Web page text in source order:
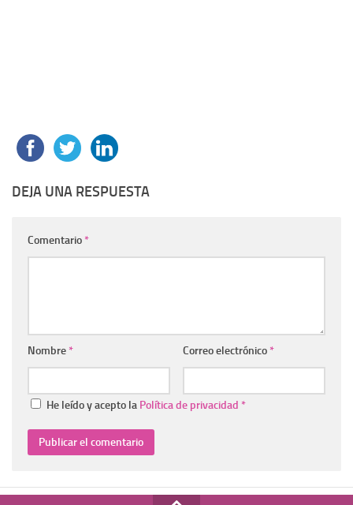
DEJA UNA RESPUESTA
Comentario *
Nombre * Correo electrónico *
He leído y acepto la Política de privacidad *